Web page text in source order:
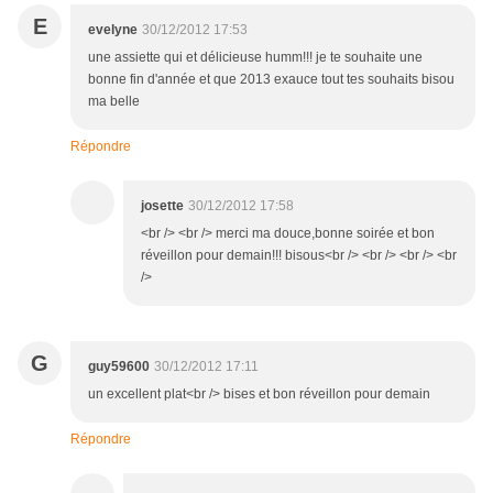
E evelyne 30/12/2012 17:53
une assiette qui et délicieuse humm!!! je te souhaite une
bonne fin d'année et que 2013 exauce tout tes souhaits bisou
ma belle
Répondre
josette 30/12/2012 17:58
<br /> <br /> merci ma douce,bonne soirée et bon
réveillon pour demain!!! bisous<br /> <br /> <br /> <br
/>
G guy59600 30/12/2012 17:11
un excellent plat<br /> bises et bon réveillon pour demain
Répondre